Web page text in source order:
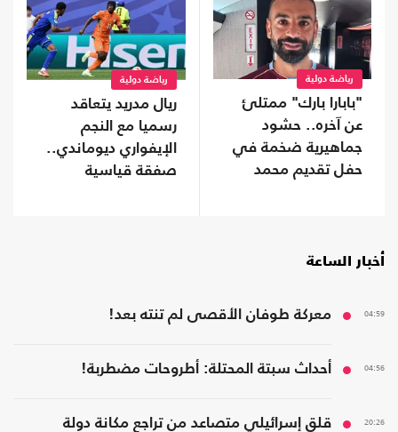
رياضة دولية
"بابارا بارك" ممتلئ
عن آخره.. حشود
جماهيرية ضخمة في
حفل تقديم محمد
رياضة دولية
ريال مدريد يتعاقد
رسميا مع النجم
الإيفواري ديوماندي..
صفقة قياسية
أخبار الساعة
04:59 معركة طوفان الأقصى لم تنته بعد!
04:56 أحداث سبتة المحتلة: أطروحات مضطربة!
20:26
قلق إسرائيلي متصاعد من تراجع مكانة دولة